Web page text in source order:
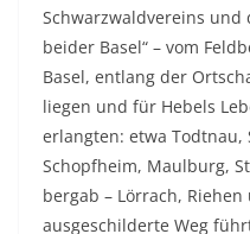
Schwarzwaldvereins und
beider Basel“ – vom
Basel, entlang der
liegen und für Hebels
erlangten: etwa Todtnau,
Schopfheim, Maulburg,
bergab – Lörrach,
ausgeschilderte Weg